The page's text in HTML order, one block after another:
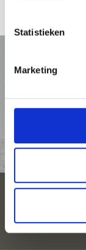
Statistieken
Marketing